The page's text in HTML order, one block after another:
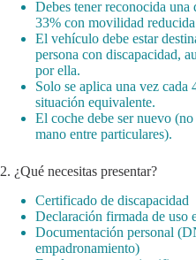
Debes tener reconocida
33% con movilidad reducida
El vehículo debe estar
persona con discapacidad,
por ella.
Solo se aplica una vez cada
situación equivalente.
El coche debe ser nuevo
mano entre particulares).
2. ¿Qué necesitas presentar?
Certificado de discapacidad
Declaración firmada de uso
Documentación personal
empadronamiento)